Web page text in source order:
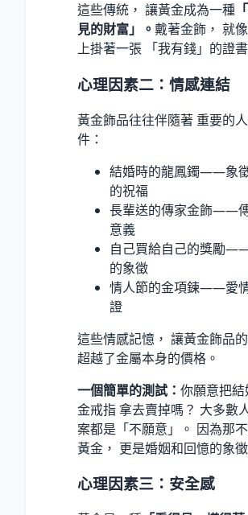
這些傳統， 讓黃金成為一種
見的財富」。 戴著金飾， 就
上掛著一張 「我有錢」的證書
心理因素二：情感連結
黃金飾品往往伴隨著 重要的
件：
結婚時的龍鳳鐲——象
的祝福
長輩送的傳家金飾——
意義
自己買給自己的獎勵
的象徵
情人節的金項鍊——愛
證
這些情感記憶， 讓黃金飾品
超越了金屬本身的價格。
一個簡單的測試： 你願意把結
金戒指 拿去賣掉嗎？ 大多數
案都是「不願意」。 因為那
黃金， 更是婚姻和回憶的象徵
心理因素三：安全感